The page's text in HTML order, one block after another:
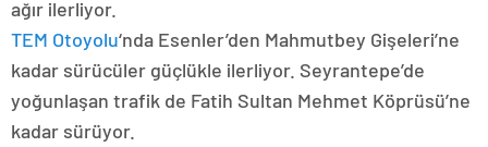
ağır ilerliyor.
TEM Otoyolu‘nda Esenler’den Mahmutbey Gişeleri’ne
kadar sürücüler güçlükle ilerliyor. Seyrantepe’de
yoğunlaşan trafik de Fatih Sultan Mehmet Köprüsü’ne
kadar sürüyor.